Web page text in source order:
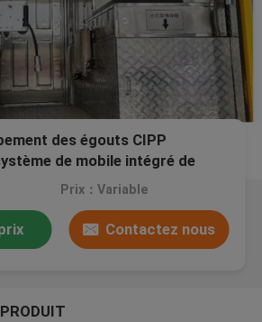
des égouts CIPP
de mobile intégré de
Prix：Variable
Contactez nous